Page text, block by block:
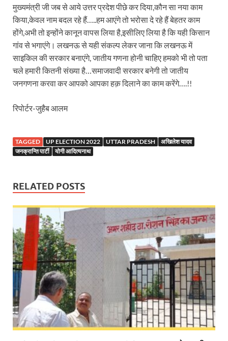
Bhartendu Natya Akadami: मुख्यमंत्री ने देखी ‘आनंद
Women E Rickshaw Pilots: यूपी में तैयार हो रही
Mann Ki Baat: प्रधानमंत्री नरेंद्र मोदी ने देशवासियों
Jewar International Airport: यूपी में विकास अब घोषणा
Indian Railway Action: भारतीय रेलवे की बड़ी करवाई,
मिलावटखोरों पर और कसेगा सरकार का शिकंजा
Pateshvari Mata Darshan: मुख्यमंत्री ने किए मां
She Leads Bharat: अंतर्राष्ट्रीय महिला दिवस 2026 के
Sabka Sath Sabka Vikas: प्रधानमंत्री नरेन्द्र मोदी 9
Holi Mahotsava: CM धामी ने कलश संगीत द्वारा
Chhattisgarh Budget 2026-27: बस्तर के विकास का
First Cabinet Meeting In Seva Tirth: भारत की
मुख्यमंत्री जी जब से आये उत्तर प्रदेश पीछे कर दिया,कौन सा नया काम
किया,केवल नाम बदल रहे हैं…..हम आएंगे तो भरोसा दे रहे हैं बेहतर काम
होंगे,अभी तो इन्होंने कानून वापस लिया है,इसीलिए लिया है कि यही किसान
गांव से भगाएंगे। लखनऊ से यही संकल्प लेकर जाना कि लखनऊ में
साइकिल की सरकार बनाएंगे, जातीय गणना होनी चाहिए हमको भी तो पता
चले हमारी कितनी संख्या है…समाजवादी सरकार बनेगी तो जातीय
जनगणना करवा कर आपको आपका हक़ दिलाने का काम करेंगे….!!
रिपोर्टर-जुहैब आलम
TAGGED UP ELECTION 2022 UTTAR PRADESH
अखिलेश यादव
जनक्रान्ति पार्टी
योगी आदित्यनाथ
RELATED POSTS